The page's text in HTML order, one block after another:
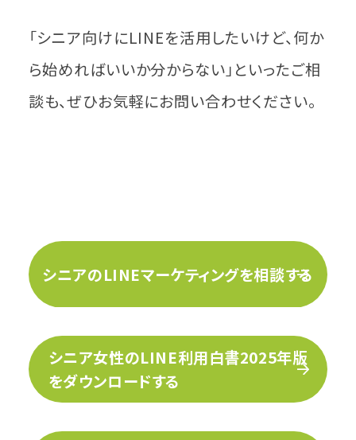
「シニア向けにLINEを活用したいけど、何か
ら始めればいいか分からない」といったご相
談も、ぜひお気軽にお問い合わせください。
シニアのLINEマーケティングを相談する
シニア女性のLINE利用白書2025年版
をダウンロードする